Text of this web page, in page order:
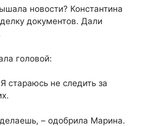
новости? Константина
документов. Дали
головой:​
стараюсь не следить за
– одобрила Марина.